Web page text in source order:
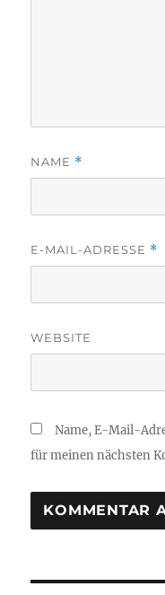
NAME *
E-MAIL-ADRESSE *
WEBSITE
Name, E-Mail-
für meinen nächsten